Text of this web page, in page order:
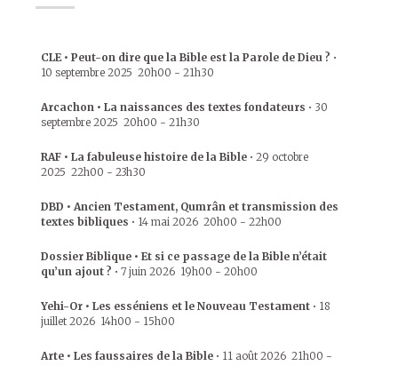
CLE • Peut-on dire que la Bible est la Parole de Dieu ? •
10 septembre 2025 20h00 - 21h30
Arcachon • La naissances des textes fondateurs • 30
septembre 2025 20h00 - 21h30
RAF • La fabuleuse histoire de la Bible • 29 octobre
2025 22h00 - 23h30
DBD • Ancien Testament, Qumrân et transmission des
textes bibliques • 14 mai 2026 20h00 - 22h00
Dossier Biblique • Et si ce passage de la Bible n’était
qu’un ajout ? • 7 juin 2026 19h00 - 20h00
Yehi-Or • Les esséniens et le Nouveau Testament • 18
juillet 2026 14h00 - 15h00
Arte • Les faussaires de la Bible • 11 août 2026 21h00 -